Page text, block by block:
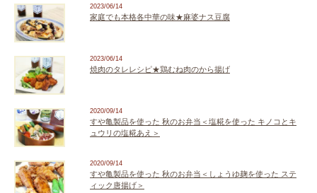
2023/06/14
家庭でも本格各中華の味★麻婆ナス豆腐
2023/06/14
焼肉のタレレシピ★鶏むね肉のから揚げ
2020/09/14
すや亀製品を使った 秋のお弁当＜塩糀を使った キノコとキ
ュウリの塩糀あえ＞
2020/09/14
すや亀製品を使った 秋のお弁当＜しょうゆ麹を使った ステ
ィック唐揚げ＞